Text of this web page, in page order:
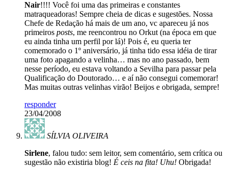
Nair!!!! Você foi uma das primeiras e constantes
matraqueadoras! Sempre cheia de dicas e sugestões. Nossa
Chefe de Redação há mais de um ano, vc apareceu já nos
primeiros posts, me reencontrou no Orkut (na época em que
eu ainda tinha um perfil por lá)! Pois é, eu queria ter
comemorado o 1º aniversário, já tinha tido essa idéia de tirar
uma foto apagando a velinha… mas no ano passado, bem
nesse período, eu estava voltando a Sevilha para passar pela
Qualificação do Doutorado… e aí não consegui comemorar!
Mas muitas outras velinhas virão! Beijos e obrigada, sempre!
responder
23/04/2008
SÍLVIA OLIVEIRA
Sirlene, falou tudo: sem leitor, sem comentário, sem crítica ou
sugestão não existiria blog! É ceis na fita! Uhu! Obrigada!